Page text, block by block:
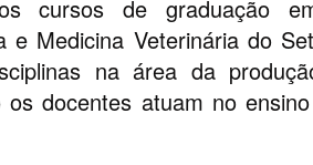
cursos de graduação
e Medicina Veterinária do
na área da
os docentes atuam no